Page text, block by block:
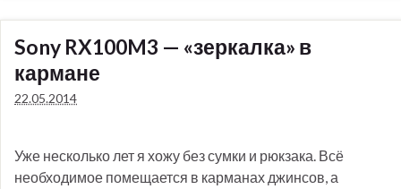
Sony RX100M3 — «зеркалка» в
кармане
22.05.2014
Уже несколько лет я хожу без сумки и рюкзака. Всё
необходимое помещается в карманах джинсов, а